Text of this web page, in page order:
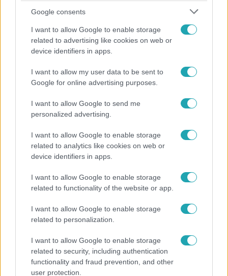
Google consents
I want to allow Google to enable storage
related to advertising like cookies on web or
device identifiers in apps.
I want to allow my user data to be sent to
Google for online advertising purposes.
I want to allow Google to send me
personalized advertising.
I want to allow Google to enable storage
related to analytics like cookies on web or
device identifiers in apps.
I want to allow Google to enable storage
related to functionality of the website or app.
I want to allow Google to enable storage
related to personalization.
I want to allow Google to enable storage
related to security, including authentication
functionality and fraud prevention, and other
user protection.
Kultúra
Tusupról: A medencében minden működött